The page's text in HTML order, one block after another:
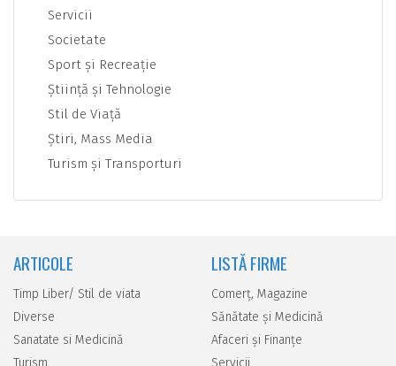
Servicii
Societate
Sport şi Recreaţie
Ştiinţă şi Tehnologie
Stil de Viaţă
Ştiri, Mass Media
Turism şi Transporturi
ARTICOLE
Timp Liber/ Stil de viata
Diverse
Sanatate si Medicină
LISTĂ FIRME
Comerţ, Magazine
Sănătate şi Medicină
Afaceri şi Finanţe